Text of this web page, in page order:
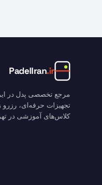
PadelIran.ir
مرجع تخصصی پدل در
تجهیزات حرفه‌ای، رزرو
کلاس‌های آموزشی در